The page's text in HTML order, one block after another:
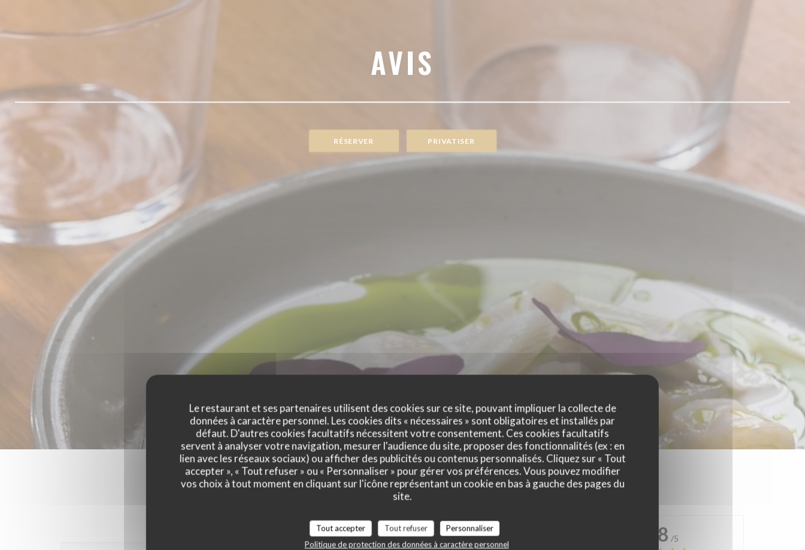
Le restaurant et ses partenaires utilisent des cookies sur ce site, pouvant impliquer la collecte de
données à caractère personnel. Les cookies dits « nécessaires » sont obligatoires et installés par
défaut. D'autres cookies facultatifs nécessitent votre consentement. Ces cookies facultatifs
servent à analyser votre navigation, mesurer l'audience du site, proposer des fonctionnalités (ex : en
lien avec les réseaux sociaux) ou afficher des publicités ou contenus personnalisés. Cliquez sur « Tout
accepter », « Tout refuser » ou « Personnaliser » pour gérer vos préférences. Vous pouvez modifier
vos choix à tout moment en cliquant sur l'icône représentant un cookie en bas à gauche des pages du
site.
Tout accepter Tout refuser
Personnaliser
Politique de protection des données à caractère personnel
AVIS
RÉSERVER PRIVATISER
Les avis de nos clients
4.8 /5